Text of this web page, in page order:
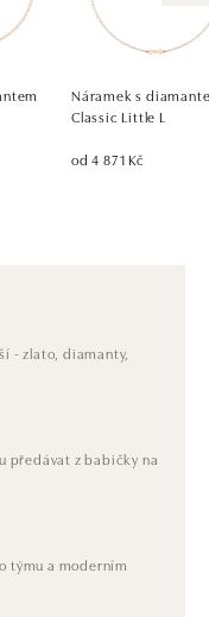
Náramek s
Classic Little L
od 4 871 Kč
- zlato, diamanty,
předávat z babičky na
týmu a moderním